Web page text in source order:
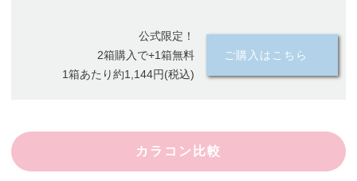
公式限定！
2箱購入で+1箱無料
1箱あたり約1,144円(税込)
ご購入はこちら
カラコン比較